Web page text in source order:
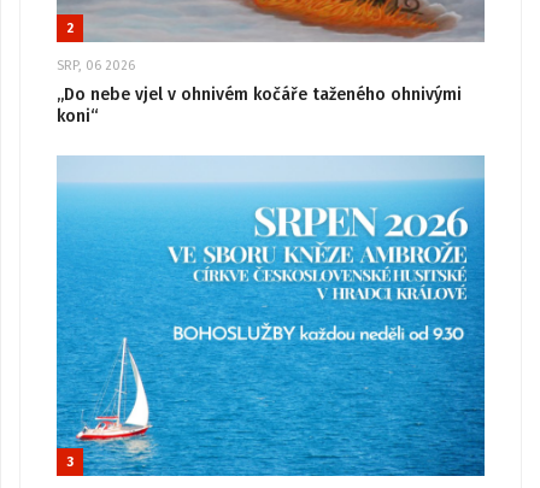
2
SRP, 06 2026
„Do nebe vjel v ohnivém kočáře taženého ohnivými
koni“
3